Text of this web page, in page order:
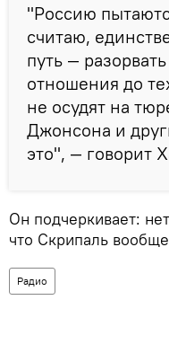
"Россию
считаю,
путь —
отношения до
не осудят на
Джонсона и
это", — говорит
Он подчеркивает:
что Скрипаль
Радио